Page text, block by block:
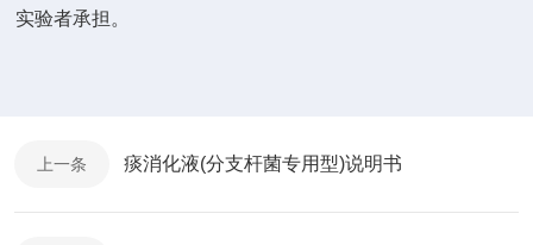
实验者承担。
上一条 痰消化液(分支杆菌专用型)说明书